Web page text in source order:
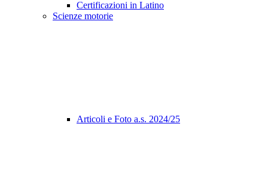
Certificazioni in Latino
Scienze motorie
Articoli e Foto a.s. 2024/25